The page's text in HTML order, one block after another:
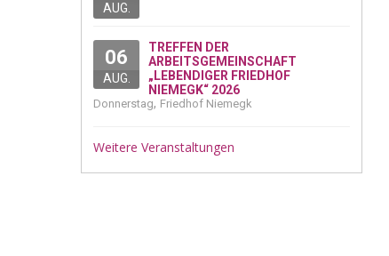
AUG.
06
AUG.
TREFFEN DER
ARBEITSGEMEINSCHAFT
„LEBENDIGER FRIEDHOF
NIEMEGK“ 2026
Donnerstag, Friedhof Niemegk
Weitere Veranstaltungen